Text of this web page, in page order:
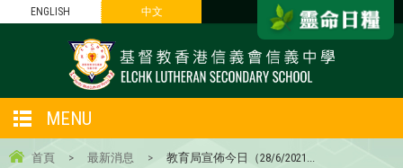
ENGLISH 中文
MENU
首頁 > 最新消息 > 教育局宣佈今日（28/6/2021...